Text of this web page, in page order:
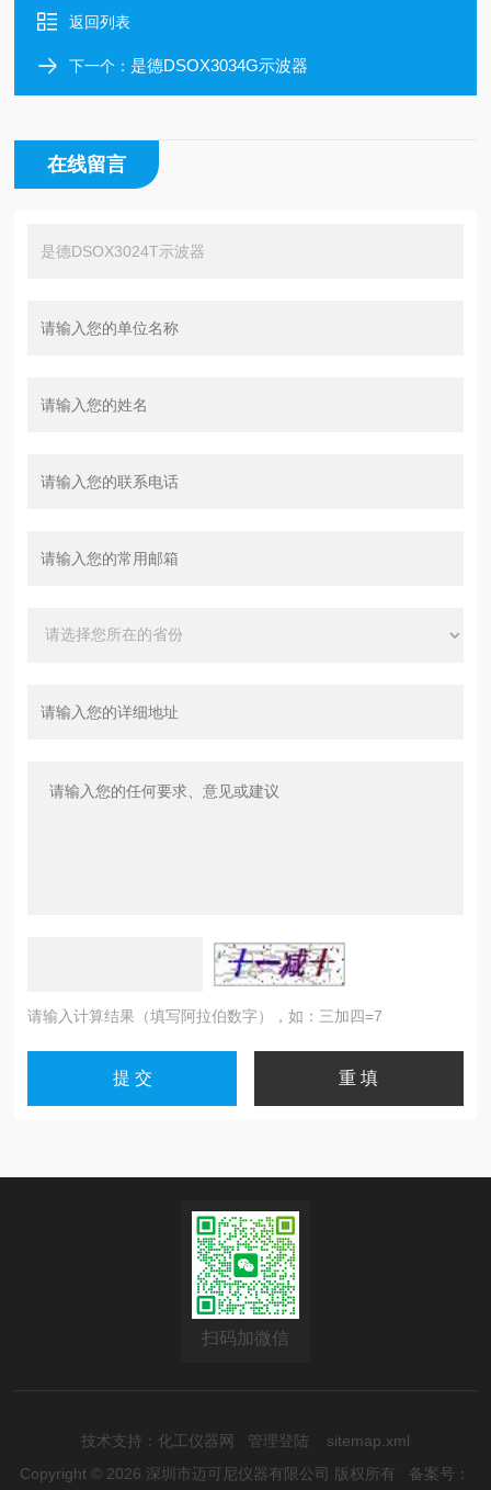
返回列表
下一个：是德DSOX3034G示波器
在线留言
请输入计算结果（填写阿拉伯数字），如：三加四=7
扫码加微信
技术支持： 化工仪器网 管理登陆
sitemap.xml
Copyright © 2026 深圳市迈可尼仪器有限公司 版权所有 备案号：